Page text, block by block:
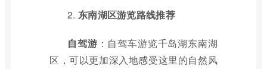
2. 东南湖区游览路线推荐
自驾游 ：自驾车游览千岛湖东南湖
区，可以更加深入地感受这里的自然风